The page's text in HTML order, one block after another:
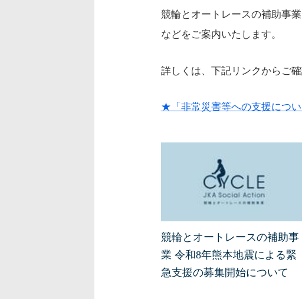
競輪とオートレースの補助事
などをご案内いたします。
詳しくは、下記リンクからご確
★「非常災害等への支援につ
競輪とオートレースの補助事
業 令和8年熊本地震による緊
急支援の募集開始について